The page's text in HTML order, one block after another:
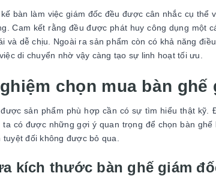
bàn làm việc giám đốc đều được cân nhắc cụ
Cam kết rằng đều được phát huy công dụng một
và dễ chịu. Ngoài ra sản phẩm còn có khả năng
di chuyển nhờ vậy càng tạo sự linh hoạt tối ưu.
chọn mua bàn
sản phẩm phù hợp cần có sự tìm hiểu thật
ta có được những gợi ý quan trọng để chọn bàn
tuyệt đối không được bỏ qua.
kích thước bàn ghế giám